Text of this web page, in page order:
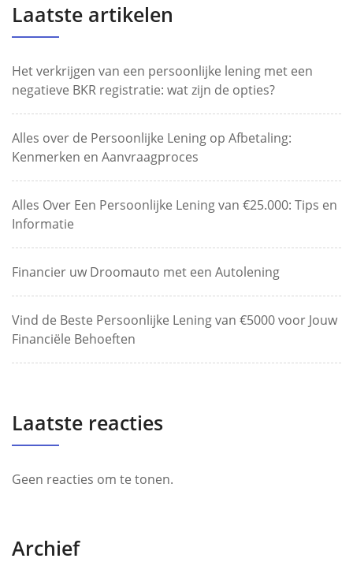
Laatste artikelen
Het verkrijgen van een persoonlijke lening met een
negatieve BKR registratie: wat zijn de opties?
Alles over de Persoonlijke Lening op Afbetaling:
Kenmerken en Aanvraagproces
Alles Over Een Persoonlijke Lening van €25.000: Tips en
Informatie
Financier uw Droomauto met een Autolening
Vind de Beste Persoonlijke Lening van €5000 voor Jouw
Financiële Behoeften
Laatste reacties
Geen reacties om te tonen.
Archief